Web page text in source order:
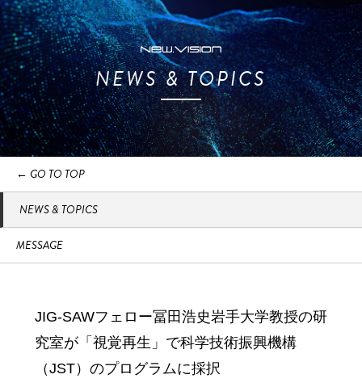
NEWS & TOPICS
← GO TO TOP
NEWS & TOPICS
MESSAGE
JIG-SAWフェロー冨田浩史岩手大学教授の研
究室が「視覚再生」で科学技術振興機構
（JST）のプログラムに採択